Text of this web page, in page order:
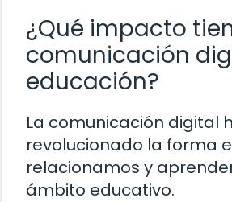
¿Qué impacto
comunicación
educación?
La comunicación digital
revolucionado la forma
relacionamos y
ámbito educativo.